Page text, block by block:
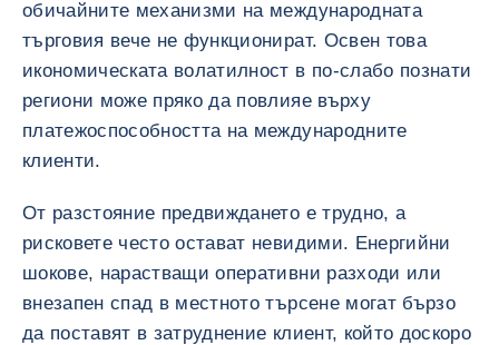
обичайните механизми на международната
търговия вече не функционират. Освен това
икономическата волатилност в по-слабо познати
региони може пряко да повлияе върху
платежоспособността на международните
клиенти.
От разстояние предвиждането е трудно, а
рисковете често остават невидими. Енергийни
шокове, нарастващи оперативни разходи или
внезапен спад в местното търсене могат бързо
да поставят в затруднение клиент, който доскоро